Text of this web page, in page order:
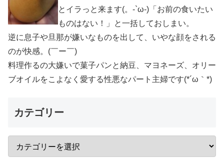
とイラっと来ます(。-`ω-)「お前の食いたい
ものはない！」と一括しておしまい。
逆に息子や旦那が嫌いなものを出して、いやな顔をされる
のが快感。(￣ー￣)
料理作るの大嫌いで菓子パンと納豆、マヨネーズ、オリー
ブオイルをこよなく愛する性悪なパート主婦です(*´ω｀*)
カテゴリー